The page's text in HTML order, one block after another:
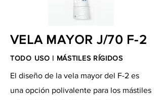
VELA MAYOR J/70 F-2
TODO USO | MÁSTILES RÍGIDOS
El diseño de la vela mayor del F-2 es
una opción polivalente para los mástiles